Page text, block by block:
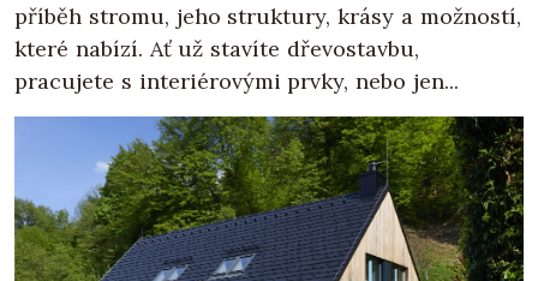
příběh stromu, jeho struktury, krásy a možností,
které nabízí. Ať už stavíte dřevostavbu,
pracujete s interiérovými prvky, nebo jen...